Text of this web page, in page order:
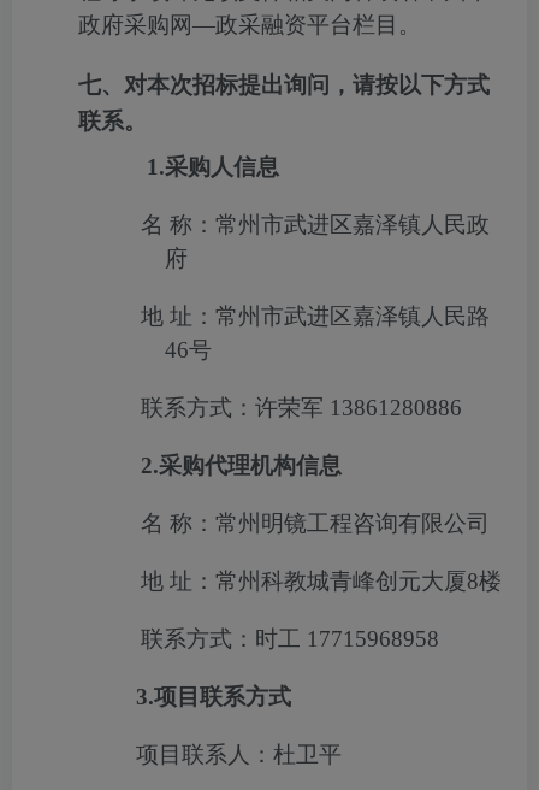
政府采购网—政采融资平台栏目。
七、对本次招标提出询问，请按以下方式
联系。
1.采购人信息
名 称：常州市武进区嘉泽镇人民政
府
地 址：常州市武进区嘉泽镇人民路
46号
联系方式：许荣军 13861280886
2.采购代理机构信息
名 称：常州明镜工程咨询有限公司
地 址：常州科教城青峰创元大厦8楼
联系方式：时工 17715968958
3.项目联系方式
项目联系人：杜卫平